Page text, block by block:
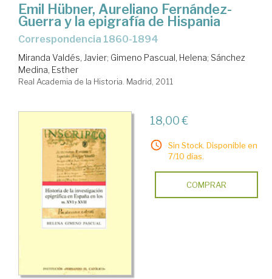
Emil Hübner, Aureliano Fernández-
Guerra y la epigrafía de Hispania
correspondencia 1860-1894
Miranda Valdés, Javier; Gimeno Pascual, Helena; Sánchez
Medina, Esther
Real Academia de la Historia. Madrid, 2011
18,00 €
Sin Stock. Disponible en
7/10 días.
COMPRAR